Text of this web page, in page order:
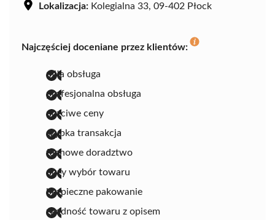
Lokalizacja: Kolegialna 33, 09-402 Płock
Najczęściej doceniane przez klientów:
miła obsługa
profesjonalna obsługa
uczciwe ceny
szybka transakcja
fachowe doradztwo
duży wybór towaru
bezpieczne pakowanie
zgodność towaru z opisem